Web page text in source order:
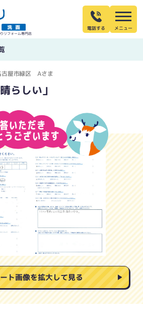
リフォーム専門店
電話する
古屋市緑区 Aさま
らしい」
ト画像を拡大して見る